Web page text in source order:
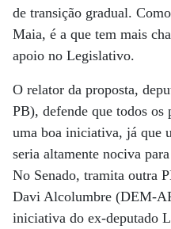
de transição gradual.
Maia, é a que tem mais
apoio no Legislativo.
O relator da proposta,
PB), defende que todos
uma boa iniciativa, já que
seria altamente nociva
No Senado, tramita outra
Davi Alcolumbre (DEM-
iniciativa do ex-deputado